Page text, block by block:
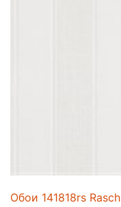
Обои 141818rs Rasch